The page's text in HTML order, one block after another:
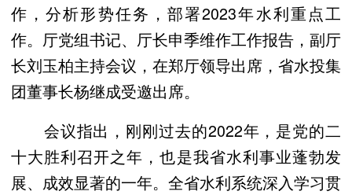
作，分析形势任务，部署2023年水利重点工
作。厅党组书记、厅长申季维作工作报告，副厅
长刘玉柏主持会议，在郑厅领导出席，省水投集
团董事长杨继成受邀出席。
会议指出，刚刚过去的2022年，是党的二
十大胜利召开之年，也是我省水利事业蓬勃发
展、成效显著的一年。全省水利系统深入学习贯